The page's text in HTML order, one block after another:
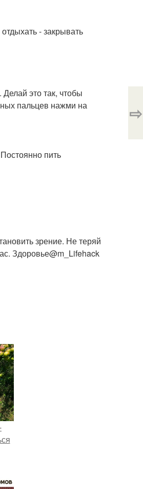
- закрывать
это так, чтобы
пальцев нажми на
пить
зрение. Не теряй
Здоровье@m_Lifehack
⇨